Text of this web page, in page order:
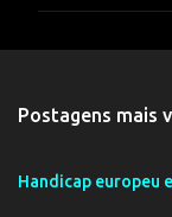
Postagens mais
Handicap europeu